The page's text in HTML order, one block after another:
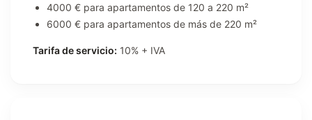
4000 € para apartamentos de 120 a 220 m²
6000 € para apartamentos de más de 220 m²
Tarifa de servicio: 10% + IVA